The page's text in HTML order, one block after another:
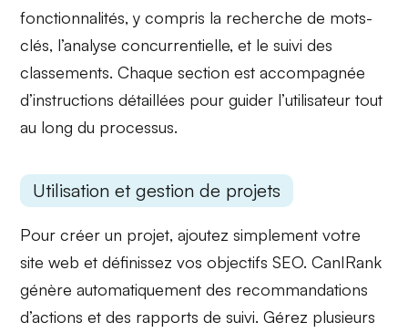
fonctionnalités, y compris la recherche de mots-
clés, l’analyse concurrentielle, et le suivi des
classements. Chaque section est accompagnée
d’instructions détaillées pour guider l’utilisateur tout
au long du processus.
Utilisation et gestion de projets
Pour créer un projet, ajoutez simplement votre
site web et définissez vos objectifs SEO. CanIRank
génère automatiquement des recommandations
d’actions et des rapports de suivi. Gérez plusieurs